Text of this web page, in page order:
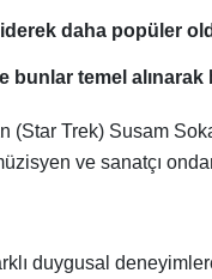
daha popüler
bunlar temel
(Star Trek) Susam
ve sanatçı
duygusal